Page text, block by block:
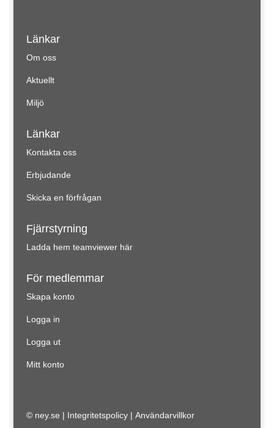
Länkar
Om oss
Aktuellt
Miljö
Länkar
Kontakta oss
Erbjudande
Skicka en förfrågan
Fjärrstyrning
Ladda hem teamviewer här
För medlemmar
Skapa konto
Logga in
Logga ut
Mitt konto
© ney.se | Integritetspolicy| Användarvillkor